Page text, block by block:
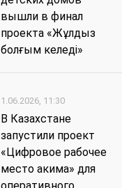
вышли в финал
проекта «Жұлдыз
болғым келеді»
1.06.2026, 11:30
В Казахстане
запустили проект
«Цифровое рабочее
место акима» для